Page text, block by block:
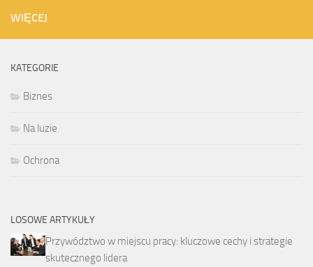
WIĘCEJ
KATEGORIE
Biznes
Na luzie
Ochrona
LOSOWE ARTYKUŁY
Przywództwo w miejscu pracy: kluczowe cechy i strategie
skutecznego lidera